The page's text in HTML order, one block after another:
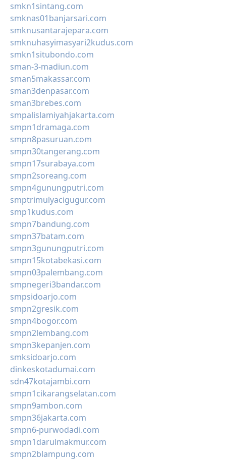
smkn1sintang.com
smknas01banjarsari.com
smknusantarajepara.com
smknuhasyimasyari2kudus.com
smkn1situbondo.com
sman-3-madiun.com
sman5makassar.com
sman3denpasar.com
sman3brebes.com
smpalislamiyahjakarta.com
smpn1dramaga.com
smpn8pasuruan.com
smpn30tangerang.com
smpn17surabaya.com
smpn2soreang.com
smpn4gunungputri.com
smptrimulyacigugur.com
smp1kudus.com
smpn7bandung.com
smpn37batam.com
smpn3gunungputri.com
smpn15kotabekasi.com
smpn03palembang.com
smpnegeri3bandar.com
smpsidoarjo.com
smpn2gresik.com
smpn4bogor.com
smpn2lembang.com
smpn3kepanjen.com
smksidoarjo.com
dinkeskotadumai.com
sdn47kotajambi.com
smpn1cikarangselatan.com
smpn9ambon.com
smpn36jakarta.com
smpn6-purwodadi.com
smpn1darulmakmur.com
smpn2blampung.com